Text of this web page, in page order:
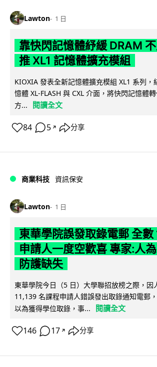
Lawton 1 日
靠快閃記憶體紓緩 DRAM
推 XL1 記憶體擴充模組
KIOXIA 發表全新記憶體擴充模組 XL1 系列，
憶體 XL-FLASH 與 CXL 介面，將快閃記憶體
方...
閱讀全文
84 5 ↗ 分享
商業科技 資訊保安
Lawton 1 日
東華學院誤發取錄電郵 全數
申請人一度空歡喜 專家:人
防護缺失
東華學院今日（5 日）大學聯招放榜之際，因
11,139 名課程申請人錯誤發出取錄通知電郵
以為獲得學位取錄，事...
閱讀全文
146 17 ↗ 分享